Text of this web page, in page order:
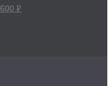
600 Р